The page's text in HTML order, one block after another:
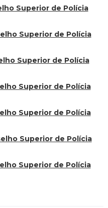
Superior de Polícia
Superior de Polícia
Superior de Polícia
Superior de Polícia
Superior de Polícia
Superior de Polícia
Superior de Polícia